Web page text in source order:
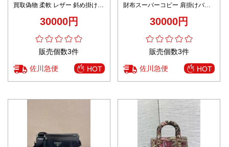
買取偽物 柔軟 レザー 斜め掛けバ
30000円
販売個数3件
佐川急便 HOT
財布スーパーコピー 肩掛けバッ
品 ベージュ色30000円
販売個数3件
佐川急便 HOT